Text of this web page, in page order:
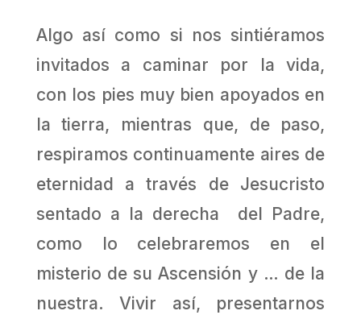
Algo así como si nos sintiéramos
invitados a caminar por la vida,
con los pies muy bien apoyados en
la tierra, mientras que, de paso,
respiramos continuamente aires de
eternidad a través de Jesucristo
sentado a la derecha del Padre,
como lo celebraremos en el
misterio de su Ascensión y … de la
nuestra. Vivir así, presentarnos